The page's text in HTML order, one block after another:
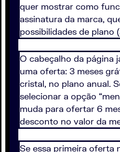
quer mostrar como
assinatura da marca,
possibilidades de plano
O cabeçalho da página
uma oferta: 3 meses
cristal, no plano anual.
selecionar a opção
muda para ofertar 6
desconto no valor da
Se essa primeira oferta